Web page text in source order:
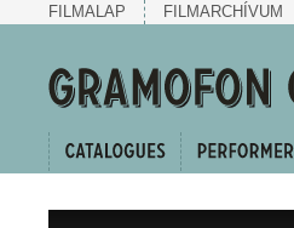
FILMALAP FILMARCHÍVUM